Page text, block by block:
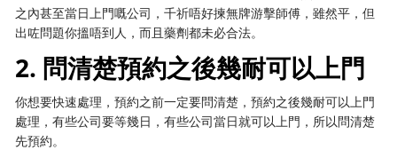
之內甚至當日上門嘅公司，千祈唔好揀無牌游擊師傅，雖然平，但
出咗問題你搵唔到人，而且藥劑都未必合法。
2. 問清楚預約之後幾耐可以上門
你想要快速處理，預約之前一定要問清楚，預約之後幾耐可以上門
處理，有些公司要等幾日，有些公司當日就可以上門，所以問清楚
先預約。